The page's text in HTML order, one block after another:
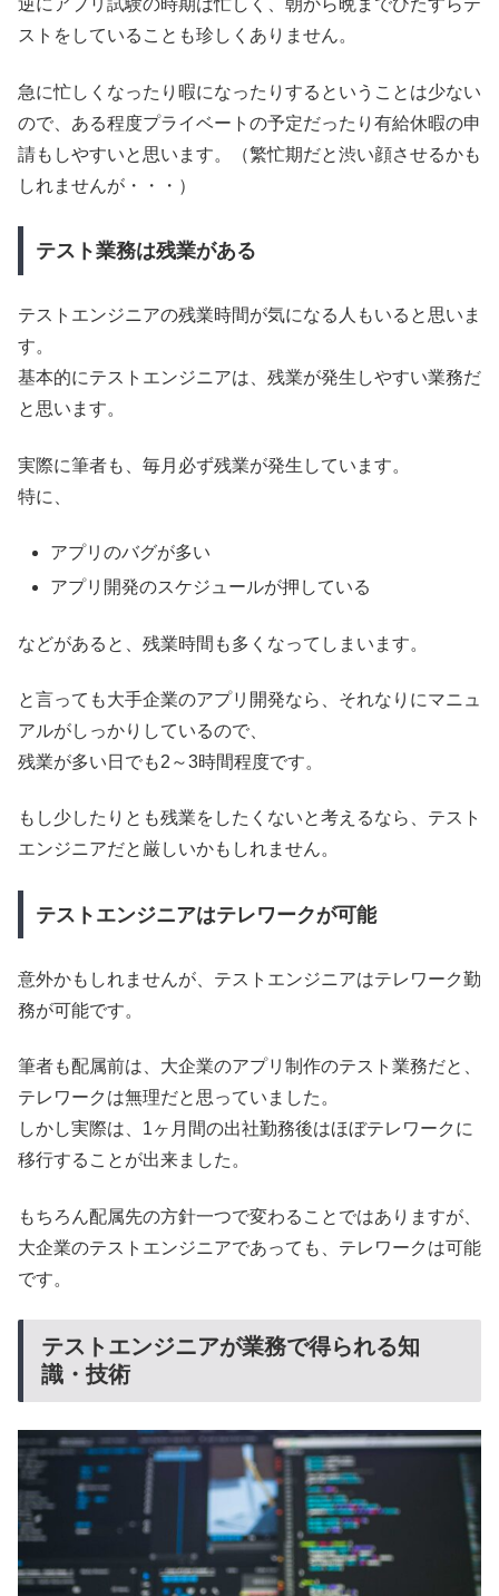
逆にアプリ試験の時期は忙しく、朝から晩までひたすらテ
ストをしていることも珍しくありません。
急に忙しくなったり暇になったりするということは少ない
ので、ある程度プライベートの予定だったり有給休暇の申
請もしやすいと思います。（繁忙期だと渋い顔させるかも
しれませんが・・・）
テスト業務は残業がある
テストエンジニアの残業時間が気になる人もいると思いま
す。
基本的にテストエンジニアは、残業が発生しやすい業務だ
と思います。
実際に筆者も、毎月必ず残業が発生しています。
特に、
アプリのバグが多い
アプリ開発のスケジュールが押している
などがあると、残業時間も多くなってしまいます。
と言っても大手企業のアプリ開発なら、それなりにマニュ
アルがしっかりしているので、
残業が多い日でも2～3時間程度です。
もし少したりとも残業をしたくないと考えるなら、テスト
エンジニアだと厳しいかもしれません。
テストエンジニアはテレワークが可能
意外かもしれませんが、テストエンジニアはテレワーク勤
務が可能です。
筆者も配属前は、大企業のアプリ制作のテスト業務だと、
テレワークは無理だと思っていました。
しかし実際は、1ヶ月間の出社勤務後はほぼテレワークに
移行することが出来ました。
もちろん配属先の方針一つで変わることではありますが、
大企業のテストエンジニアであっても、テレワークは可能
です。
テストエンジニアが業務で得られる知
識・技術